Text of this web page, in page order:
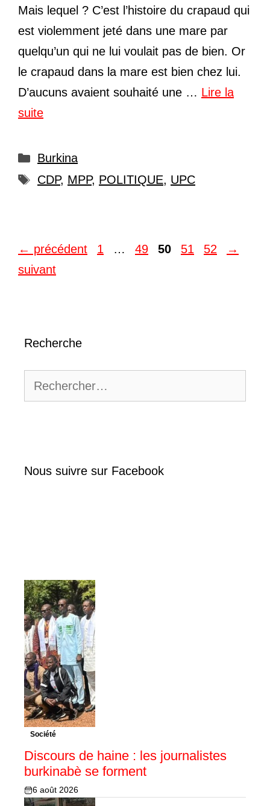
Mais lequel ? C’est l’histoire du crapaud qui
est violemment jeté dans une mare par
quelqu’un qui ne lui voulait pas de bien. Or
le crapaud dans la mare est bien chez lui.
D’aucuns avaient souhaité une … Lire la
suite
Catégories
Burkina
Étiquettes
CDP, MPP, POLITIQUE, UPC
← précédent Page
1 … Page
49 Page
50 Page
51 Page
52
→
suivant
Recherche
Nous suivre sur Facebook
Société
Discours de haine : les journalistes
burkinabè se forment
6 août 2026